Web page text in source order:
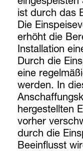
ist durch das
Die
erhöht die
Installation
Durch die
eine
werden. In
hergestellten
vorher
durch die
Beeinflusst